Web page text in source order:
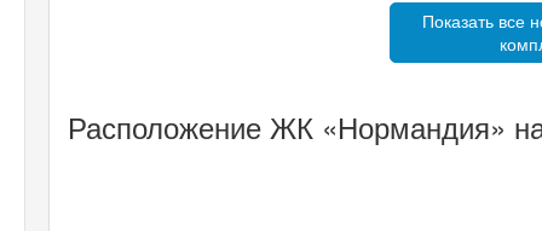
Показать все
Расположение ЖК «Нормандия»